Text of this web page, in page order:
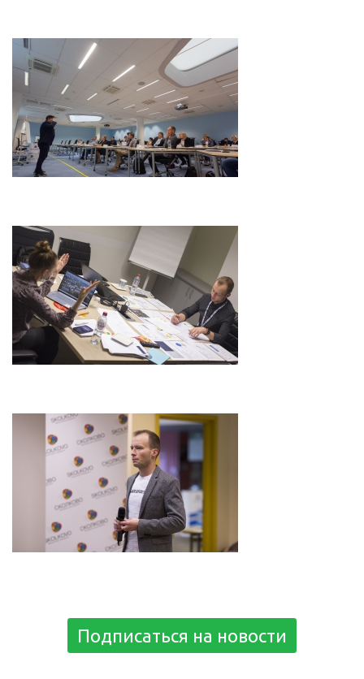
Подписаться на новости